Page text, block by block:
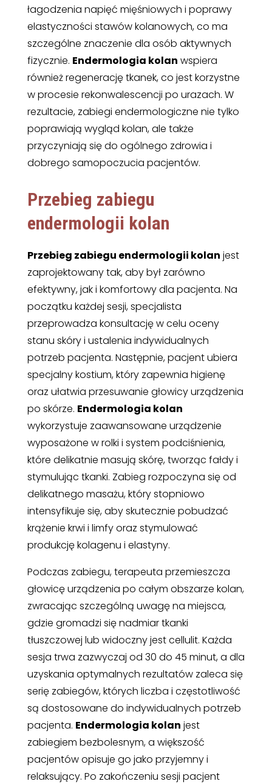
łagodzenia napięć mięśniowych i poprawy
elastyczności stawów kolanowych, co ma
szczególne znaczenie dla osób aktywnych
fizycznie. Endermologia kolan wspiera
również regenerację tkanek, co jest korzystne
w procesie rekonwalescencji po urazach. W
rezultacie, zabiegi endermologiczne nie tylko
poprawiają wygląd kolan, ale także
przyczyniają się do ogólnego zdrowia i
dobrego samopoczucia pacjentów.
Przebieg zabiegu
endermologii kolan
Przebieg zabiegu endermologii kolan jest
zaprojektowany tak, aby był zarówno
efektywny, jak i komfortowy dla pacjenta. Na
początku każdej sesji, specjalista
przeprowadza konsultację w celu oceny
stanu skóry i ustalenia indywidualnych
potrzeb pacjenta. Następnie, pacjent ubiera
specjalny kostium, który zapewnia higienę
oraz ułatwia przesuwanie głowicy urządzenia
po skórze. Endermologia kolan
wykorzystuje zaawansowane urządzenie
wyposażone w rolki i system podciśnienia,
które delikatnie masują skórę, tworząc fałdy i
stymulując tkanki. Zabieg rozpoczyna się od
delikatnego masażu, który stopniowo
intensyfikuje się, aby skutecznie pobudzać
krążenie krwi i limfy oraz stymulować
produkcję kolagenu i elastyny.
Podczas zabiegu, terapeuta przemieszcza
głowicę urządzenia po całym obszarze kolan,
zwracając szczególną uwagę na miejsca,
gdzie gromadzi się nadmiar tkanki
tłuszczowej lub widoczny jest cellulit. Każda
sesja trwa zazwyczaj od 30 do 45 minut, a dla
uzyskania optymalnych rezultatów zaleca się
serię zabiegów, których liczba i częstotliwość
są dostosowane do indywidualnych potrzeb
pacjenta. Endermologia kolan jest
zabiegiem bezbolesnym, a większość
pacjentów opisuje go jako przyjemny i
relaksujący. Po zakończeniu sesji pacjent